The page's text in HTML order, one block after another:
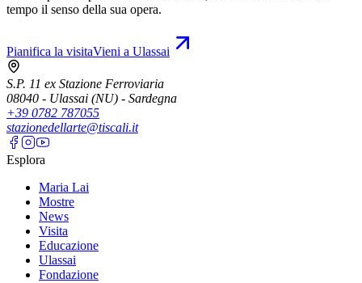
tempo il senso della sua opera.
Pianifica la visitaVieni a Ulassai
S.P. 11 ex Stazione Ferroviaria
08040 - Ulassai (NU) - Sardegna
+39 0782 787055
stazionedellarte@tiscali.it
Esplora
Maria Lai
Mostre
News
Visita
Educazione
Ulassai
Fondazione